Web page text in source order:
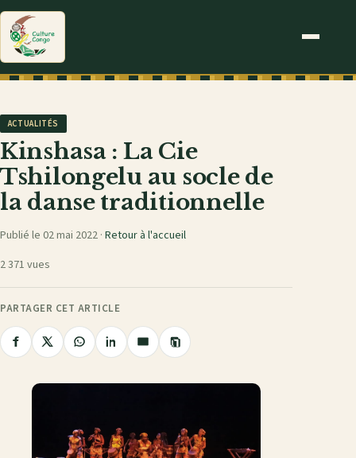
ACTUALITÉS
Kinshasa : La Cie
Tshilongelu au socle de
la danse traditionnelle
Publié le 02 mai 2022 · Retour à l'accueil
2 371 vues
PARTAGER CET ARTICLE
Partager
Facebook
PartagerPartagerPartagerPartager
Copier
le